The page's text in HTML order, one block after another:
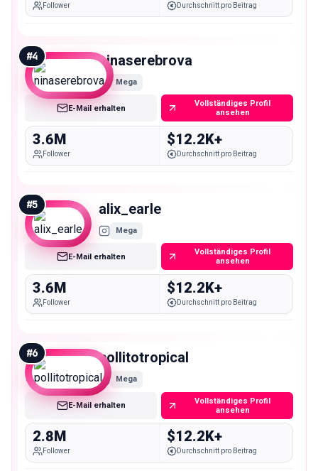
Follower Durchschnitt pro Beitrag
#4 ninaserebrova
Mega
E-Mail erhalten
Vollständiges Profil
ansehen
3.6M
Follower
$12.2K+
Durchschnitt pro Beitrag
#5 alix_earle
Mega
E-Mail erhalten
Vollständiges Profil
ansehen
3.6M
Follower
$12.2K+
Durchschnitt pro Beitrag
#6 pollitotropical
Mega
E-Mail erhalten
Vollständiges Profil
ansehen
2.8M
Follower
$12.2K+
Durchschnitt pro Beitrag